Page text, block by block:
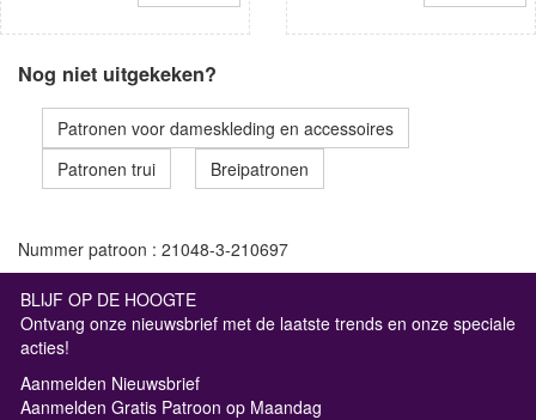
Nog niet uitgekeken?
Patronen voor dameskleding en accessoires
Patronen trui
Breipatronen
Nummer patroon : 21048-3-210697
BLIJF OP DE HOOGTE
Ontvang onze nieuwsbrief met de laatste trends en onze speciale
acties!
Aanmelden Nieuwsbrief
Aanmelden Gratis Patroon op Maandag